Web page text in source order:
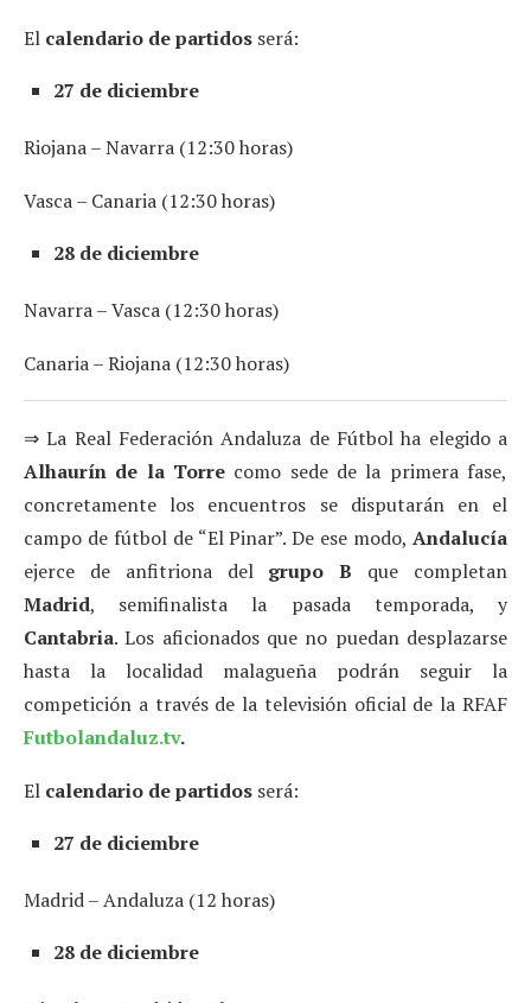
El calendario de partidos será:
27 de diciembre
Riojana – Navarra (12:30 horas)
Vasca – Canaria (12:30 horas)
28 de diciembre
Navarra – Vasca (12:30 horas)
Canaria – Riojana (12:30 horas)
⇒ La Real Federación Andaluza de Fútbol ha elegido a
Alhaurín de la Torre como sede de la primera fase,
concretamente los encuentros se disputarán en el
campo de fútbol de “El Pinar”. De ese modo, Andalucía
ejerce de anfitriona del grupo B que completan
Madrid, semifinalista la pasada temporada, y
Cantabria. Los aficionados que no puedan desplazarse
hasta la localidad malagueña podrán seguir la
competición a través de la televisión oficial de la RFAF
Futbolandaluz.tv.
El calendario de partidos será:
27 de diciembre
Madrid – Andaluza (12 horas)
28 de diciembre